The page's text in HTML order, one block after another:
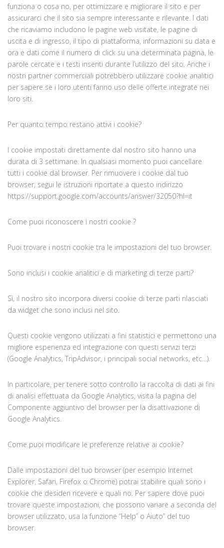
funziona o cosa no, per ottimizzare e migliorare il sito e per
assicurarci che il sito sia sempre interessante e rilevante. I dati
che ricaviamo includono le pagine web visitate, le pagine di
uscita e di ingresso, il tipo di piattaforma, informazioni su data e
ora e dati come il numero di click su una determinata pagina, le
parole cercate e i testi inseriti durante l’utilizzo del sito. Anche i
nostri partner commerciali potrebbero utilizzare cookie analitici
per sapere se i loro utenti fanno uso delle offerte integrate nei
loro siti.
Per quanto tempo restano attivi i cookie?
I cookie impostati direttamente dal nostro sito hanno una
durata di 3 settimane. In qualsiasi momento puoi cancellare
tutti i cookie dal browser. Per rimuovere i cookie dal tuo
browser, segui le istruzioni riportate a questo indirizzo
https://support.google.com/accounts/answer/32050?hl=it
Come puoi riconoscere i nostri cookie ?
Puoi trovare i nostri cookie tra le impostazioni del tuo browser.
Sono inclusi i cookie analitici e di marketing di terze parti?
Sì, il nostro sito incorpora diversi cookie di terze parti rilasciati
da widget che sono inclusi nel sito.
Questi cookie vengono utilizzati a fini statistici e permettono una
migliore esperienza ed integrazione con questi servizi terzi
(Google Analytics, TripAdvisor, i principali social networks, etc…).
In particolare, per tenere sotto controllo la raccolta di dati ai fini
di analisi effettuata da Google Analytics, visita la pagina del
Componente aggiuntivo del browser per la disattivazione di
Google Analytics.
Come puoi modificare le preferenze relative ai cookie?
Dalle impostazioni del tuo browser (per esempio Internet
Explorer, Safari, Firefox o Chrome) potrai stabilire quali sono i
cookie che desideri ricevere e quali no. Per sapere dove puoi
trovare queste impostazioni, che possono variare a seconda del
browser utilizzato, usa la funzione “Help” o Aiuto” del tuo
browser.